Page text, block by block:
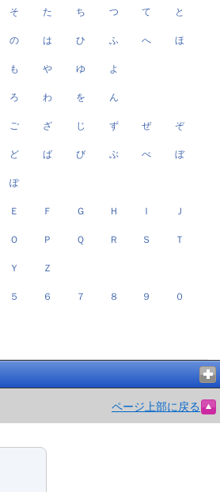
そ た ち つ て と
の は ひ ふ へ ほ
も や ゆ よ
ろ わ を ん
ご ざ じ ず ぜ ぞ
ど ば び ぶ べ ぼ
ぽ
Ｅ Ｆ Ｇ Ｈ Ｉ Ｊ
Ｏ Ｐ Ｑ Ｒ Ｓ Ｔ
Ｙ Ｚ
５ ６ ７ ８ ９ ０
ページ上部に戻る